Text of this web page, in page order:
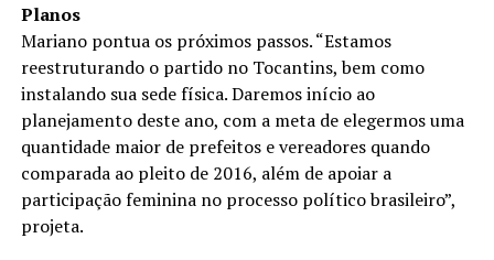
Planos
Mariano pontua os próximos passos. “Estamos
reestruturando o partido no Tocantins, bem como
instalando sua sede física. Daremos início ao
planejamento deste ano, com a meta de elegermos uma
quantidade maior de prefeitos e vereadores quando
comparada ao pleito de 2016, além de apoiar a
participação feminina no processo político brasileiro”,
projeta.